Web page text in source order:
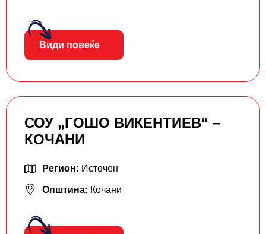
Види повеќе
СОУ „ГОШО ВИКЕНТИЕВ“ –
КОЧАНИ
Регион: Источен
Општина: Кочани